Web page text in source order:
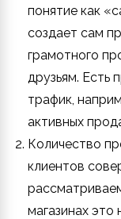
понятие как
создает сам
грамотного
друзьям. Есть
трафик,
активных
Количество
клиентов
магазинах это